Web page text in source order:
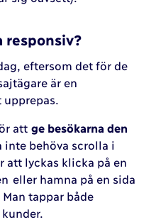
responsiv?
eftersom det för de
är en
att ge besökarna den
inte behöva scrolla i
att lyckas klicka på en
eller hamna på en sida
tappar både